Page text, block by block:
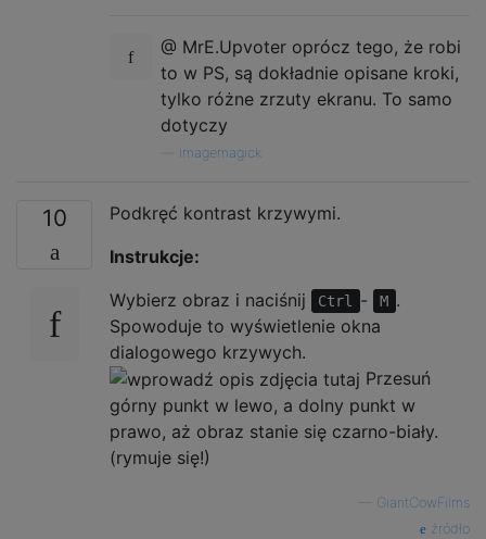
@ MrE.Upvoter oprócz tego, że robi
to w PS, są dokładnie opisane kroki,
tylko różne zrzuty ekranu. To samo
dotyczy
imagemagick
10
Podkręć kontrast krzywymi.
Instrukcje:
Wybierz obraz i naciśnij
Ctrl - M .
Spowoduje to wyświetlenie okna
dialogowego krzywych.
Przesuń
górny punkt w lewo, a dolny punkt w
prawo, aż obraz stanie się czarno-biały.
(rymuje się!)
GiantCowFilms
źródło